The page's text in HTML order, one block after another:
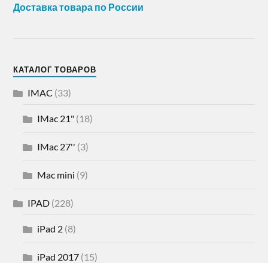
Доставка товара по России
КАТАЛОГ ТОВАРОВ
IMAC (33)
IMac 21" (18)
IMac 27'' (3)
Mac mini (9)
IPAD (228)
iPad 2 (8)
iPad 2017 (15)